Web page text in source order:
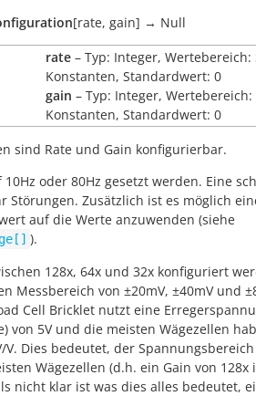
[rate, gain] → Null
rate – Typ: Integer, Wertebereich:
Konstanten, Standardwert: 0
gain – Typ: Integer, Wertebereich:
Konstanten, Standardwert: 0
sind Rate und Gain konfigurierbar.
10Hz oder 80Hz gesetzt werden. Eine
Störungen. Zusätzlich ist es möglich
auf die Werte anzuwenden (siehe
).
128x, 64x und 32x konfiguriert
Messbereich von ±20mV, ±40mV und
Cell Bricklet nutzt eine
von 5V und die meisten Wägezellen
V. Dies bedeutet, der
Wägezellen (d.h. ein Gain von 128x
nicht klar ist was dies alles bedeutet,